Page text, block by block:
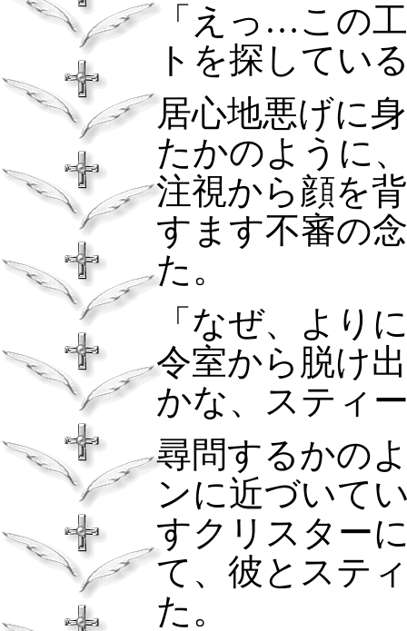
「えっ…この
トを探してい
居心地悪げに
たかのように
注視から顔を
すます不審の
た。
「なぜ、より
令室から脱け
かな、スティ
尋問するかの
ンに近づいて
すクリスター
て、彼とステ
た。